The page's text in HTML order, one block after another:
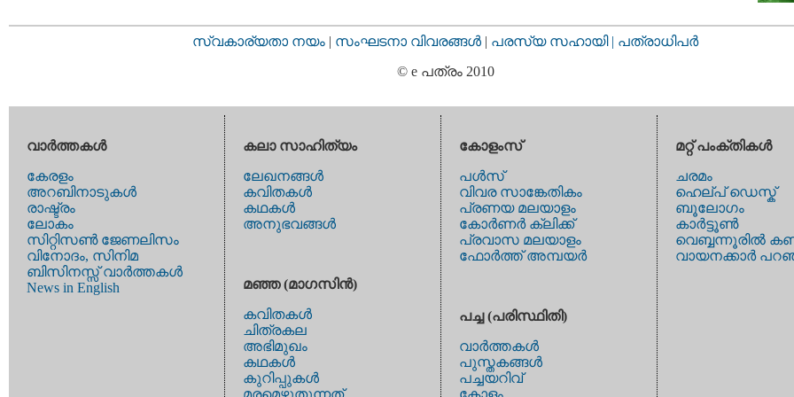
സ്വകാര്യതാ നയം | സംഘടനാ വിവരങ്ങള്‍ | പരസ്യ സഹായി | പത്രാധിപര്‍
© e പത്രം 2010
വാര്‍ത്തകള്‍
കേരളം
അറബിനാടുകള്‍
രാഷ്ട്രം
ലോകം
സിറ്റിസണ്‍ ജേണലിസം
വിനോദം, സിനിമ
ബിസിനസ്സ് വാര്‍ത്തകള്‍
News in English
കലാ സാഹിത്യം
ലേഖനങ്ങള്‍
കവിതകള്‍
കഥകള്‍
അനുഭവങ്ങള്‍
മഞ്ഞ (മാഗസിന്‍)
കവിതകള്‍
ചിത്രകല
അഭിമുഖം
കഥകള്‍
കുറിപ്പുകള്‍
മരമെഴുതുന്നത്
കോളംസ്
പള്‍സ്
വിവര സാങ്കേതികം
പ്രണയ മലയാളം
കോര്‍ണര്‍ ക്ലിക്ക്
പ്രവാസ മലയാളം
ഫോര്‍ത്ത് അമ്പയര്‍
പച്ച (പരിസ്ഥിതി)
വാര്‍ത്തകള്‍
പുസ്തകങ്ങള്‍
പച്ചയറിവ്
കോളം
മറ്റ് പംക്തികള്‍
ചരമം
ഹെല്പ് ഡെസ്ക്
ബൂലോഗം
കാര്‍ട്ടൂണ്‍
വെബ്ബന്നൂരില്‍
വായനക്കാര്‍